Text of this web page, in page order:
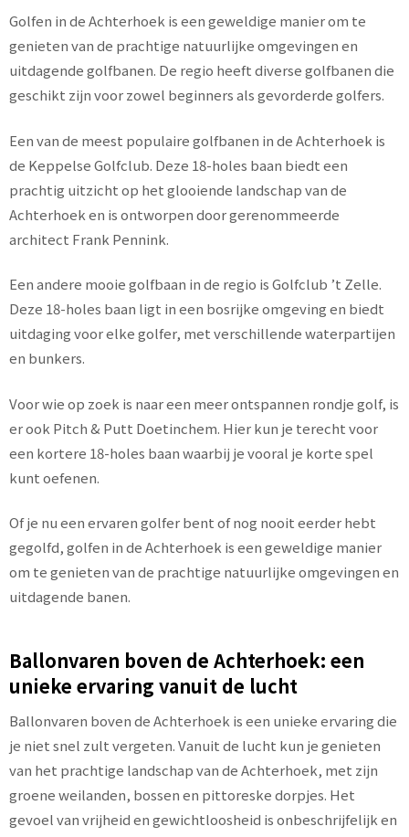
Golfen in de Achterhoek is een geweldige manier om te
genieten van de prachtige natuurlijke omgevingen en
uitdagende golfbanen. De regio heeft diverse golfbanen die
geschikt zijn voor zowel beginners als gevorderde golfers.
Een van de meest populaire golfbanen in de Achterhoek is
de Keppelse Golfclub. Deze 18-holes baan biedt een
prachtig uitzicht op het glooiende landschap van de
Achterhoek en is ontworpen door gerenommeerde
architect Frank Pennink.
Een andere mooie golfbaan in de regio is Golfclub ’t Zelle.
Deze 18-holes baan ligt in een bosrijke omgeving en biedt
uitdaging voor elke golfer, met verschillende waterpartijen
en bunkers.
Voor wie op zoek is naar een meer ontspannen rondje golf, is
er ook Pitch & Putt Doetinchem. Hier kun je terecht voor
een kortere 18-holes baan waarbij je vooral je korte spel
kunt oefenen.
Of je nu een ervaren golfer bent of nog nooit eerder hebt
gegolfd, golfen in de Achterhoek is een geweldige manier
om te genieten van de prachtige natuurlijke omgevingen en
uitdagende banen.
Ballonvaren boven de Achterhoek: een
unieke ervaring vanuit de lucht
Ballonvaren boven de Achterhoek is een unieke ervaring die
je niet snel zult vergeten. Vanuit de lucht kun je genieten
van het prachtige landschap van de Achterhoek, met zijn
groene weilanden, bossen en pittoreske dorpjes. Het
gevoel van vrijheid en gewichtloosheid is onbeschrijfelijk en